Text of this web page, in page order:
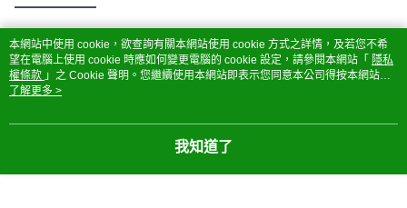
熱門標籤
本網站中使用 cookie，欲查詢有關本網站使用 cookie 方式之詳情，及若您不希
望在電腦上使用 cookie 時應如何變更電腦的 cookie 設定，請參閱本網站「 隱私
權條款 」之 Cookie 聲明。您繼續使用本網站即表示您同意本公司得按本網站使
用條款之 Cookie 聲明使用 cookie。
了解更多 >
我知道了